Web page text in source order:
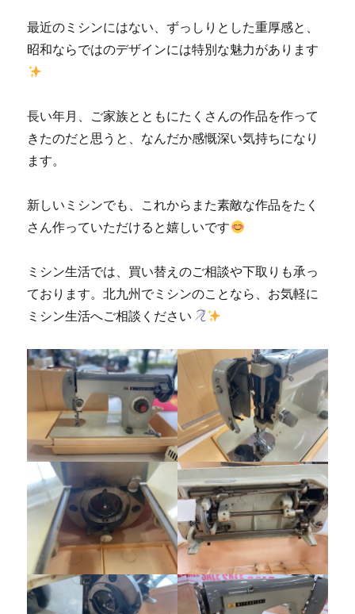
最近のミシンにはない、ずっしりとした重厚感と、
昭和ならではのデザインには特別な魅力があります
長い年月、ご家族とともにたくさんの作品を作って
きたのだと思うと、なんだか感慨深い気持ちになり
ます。
新しいミシンでも、これからまた素敵な作品をたく
さん作っていただけると嬉しいです
ミシン生活では、買い替えのご相談や下取りも承っ
ております。北九州でミシンのことなら、お気軽に
ミシン生活へご相談ください